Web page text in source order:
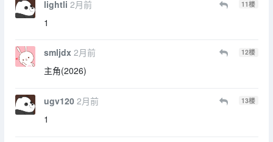
lightli 2月前 11楼
1
smljdx 2月前 12楼
主角(2026)
ugv120 2月前 13楼
1